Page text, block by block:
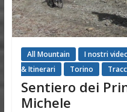
All Mountain I nostri
& Itinerari
Torino
Sentiero dei
Michele